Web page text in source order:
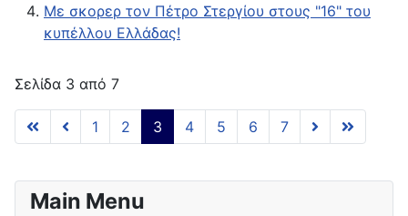
Mε σκορερ τον Πέτρο Στεργίου στους "16" του
κυπέλλου Ελλάδας!
Σελίδα 3 από 7
1 2 3 4 5 6 7
Main Menu